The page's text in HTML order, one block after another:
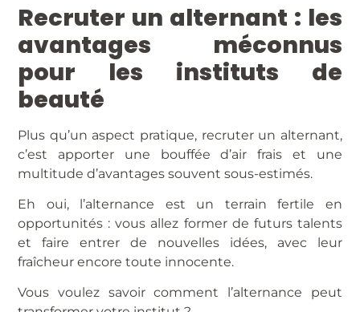
Recruter un alternant : les
avantages méconnus
pour les instituts de
beauté
Plus qu’un aspect pratique, recruter un alternant,
c’est apporter une bouffée d’air frais et une
multitude d’avantages souvent sous-estimés.
Eh oui, l’alternance est un terrain fertile en
opportunités : vous allez former de futurs talents
et faire entrer de nouvelles idées, avec leur
fraîcheur encore toute innocente.
Vous voulez savoir comment l’alternance peut